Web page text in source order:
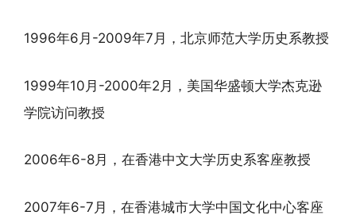
1996年6月-2009年7月，北京师范大学历史系教授
1999年10月-2000年2月，美国华盛顿大学杰克逊
学院访问教授
2006年6-8月，在香港中文大学历史系客座教授
2007年6-7月，在香港城市大学中国文化中心客座